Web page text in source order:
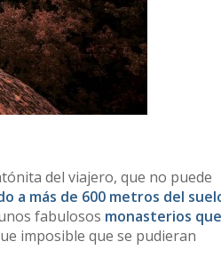
del viajero, que no puede
a más de 600 metros del
fabulosos monasterios que
imposible que se pudieran